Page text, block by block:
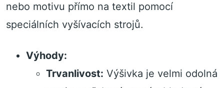
nebo motivu přímo na textil pomocí
speciálních vyšívacích strojů.
Výhody:
Trvanlivost: Výšivka je velmi odolná